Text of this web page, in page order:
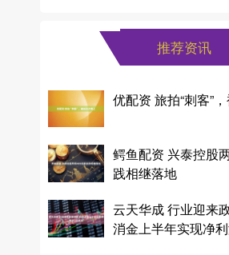
推荐资讯
优配资 旅拍“刺客”
鳄鱼配资 兴泰控股
践相继落地
云天华成 行业迎来
消金上半年实现净